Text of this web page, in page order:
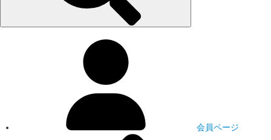
会員ページ